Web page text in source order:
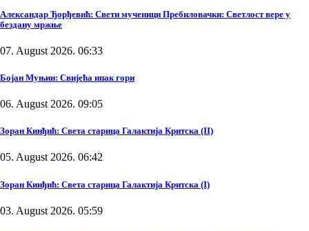
Александар Ђорђевић: Свети мученици Пребиловачки: Светлост вере у
бездану мржње
07. August 2026. 06:33
Бојан Муњин: Свијећа ипак гори
06. August 2026. 09:05
Зоран Кинђић: Света старица Галактија Критска (II)
05. August 2026. 06:42
Зоран Кинђић: Света старица Галактија Критска (I)
03. August 2026. 05:59